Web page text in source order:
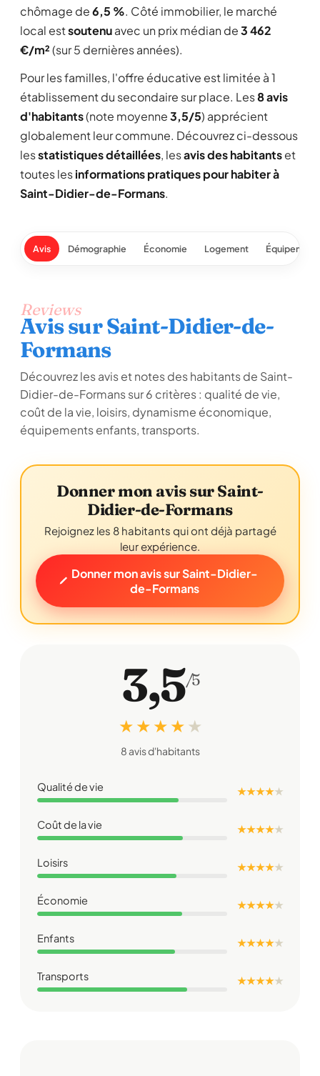
chômage de6,5 %. Côté immobilier, le marché
local estsoutenuavec un prix médian de3 462
€/m²(sur 5 dernières années).
Pour les familles, l'offre éducative est limitée à 1
établissement du secondaire sur place. Les8 avis
d'habitants(note moyenne3,5/5) apprécient
globalement leur commune. Découvrez ci-dessous
lesstatistiques détaillées, lesavis des habitantset
toutes lesinformations pratiques pour habiter à
Saint-Didier-de-Formans.
Avis Démographie Économie Logement
Reviews
Avis sur Saint-Didier-de-
Formans
Découvrez les avis et notes des habitants de Saint-
Didier-de-Formans sur 6 critères : qualité de vie,
coût de la vie, loisirs, dynamisme économique,
équipements enfants, transports.
Donner mon avis sur Saint-
Didier-de-Formans
Rejoignez les 8 habitants qui ont déjà partagé
leur expérience.
Donner mon avis sur Saint-Didier-
de-Formans
3,5/5
★ ★ ★ ★ ★
8 avis d'habitants
Qualité de vie ★ ★ ★ ★★
Coût de la vie ★ ★ ★ ★★
Loisirs ★ ★ ★ ★★
Économie ★ ★ ★ ★★
Enfants ★ ★ ★ ★★
Transports ★ ★ ★ ★★